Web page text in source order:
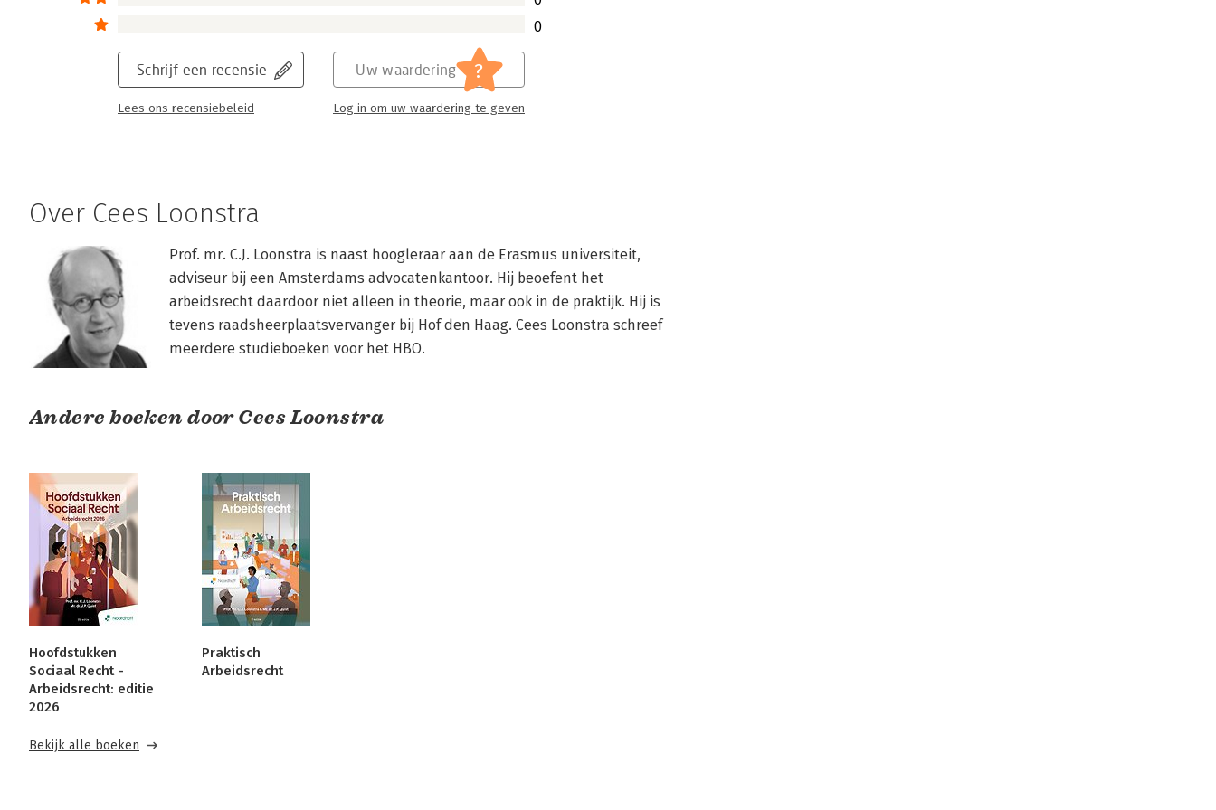
0
Schrijf een recensie
Lees ons recensiebeleid
Uw waardering ?
Log in om uw waardering te geven
Over Cees Loonstra
Prof. mr. C.J. Loonstra is naast hoogleraar aan de Erasmus universiteit,
adviseur bij een Amsterdams advocatenkantoor. Hij beoefent het
arbeidsrecht daardoor niet alleen in theorie, maar ook in de praktijk. Hij is
tevens raadsheerplaatsvervanger bij Hof den Haag. Cees Loonstra schreef
meerdere studieboeken voor het HBO.
Andere boeken door Cees Loonstra
Hoofdstukken
Sociaal Recht -
Arbeidsrecht: editie
2026
Praktisch
Arbeidsrecht
Bekijk alle boeken